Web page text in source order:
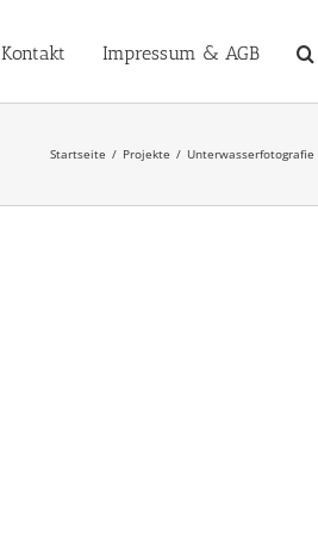
Kontakt Impressum & AGB
Startseite Projekte Unterwasserfotografie